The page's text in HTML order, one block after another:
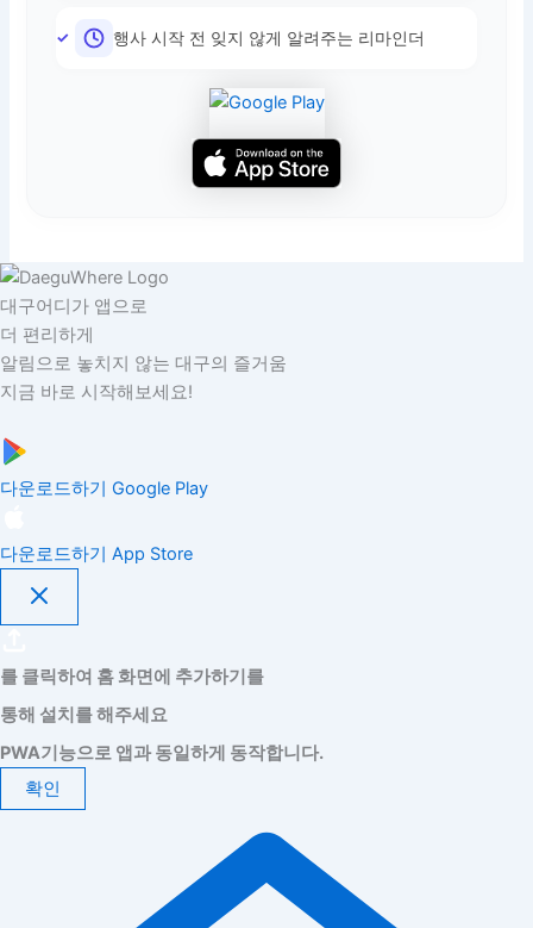
행사 시작 전 잊지 않게 알려주는 리마인더
대구어디가 앱으로
더 편리하게
알림으로 놓치지 않는 대구의 즐거움
지금 바로 시작해보세요!
다운로드하기 Google Play
다운로드하기 App Store
를 클릭하여 홈 화면에 추가하기를
통해 설치를 해주세요
PWA기능으로 앱과 동일하게 동작합니다.
확인